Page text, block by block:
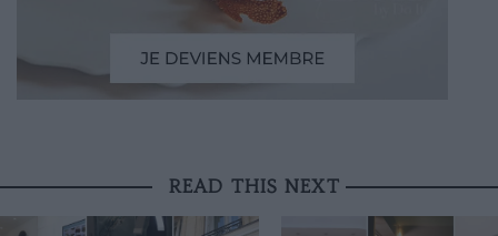
READ THIS NEXT